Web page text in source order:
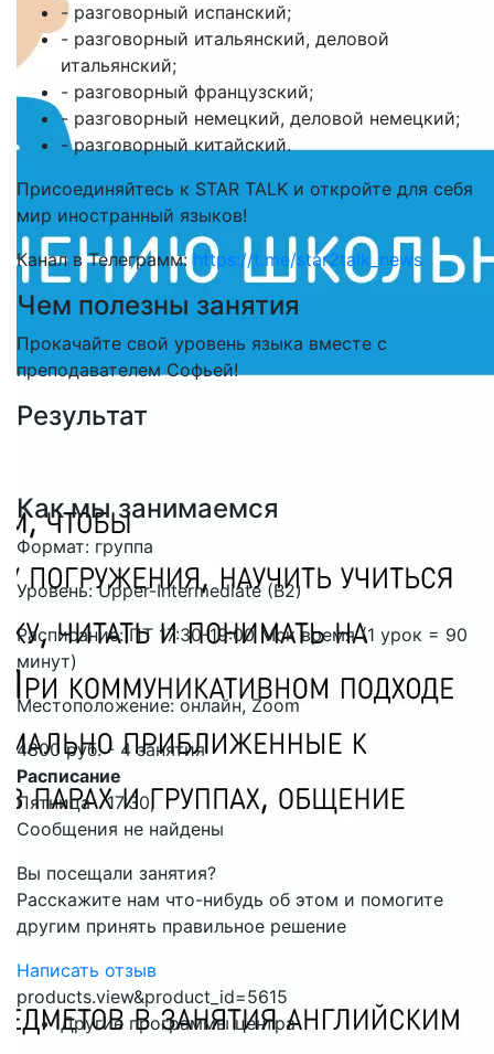
- разговорный испанский;
- разговорный итальянский, деловой
итальянский;
- разговорный французский;
- разговорный немецкий, деловой немецкий;
- разговорный китайский.
Присоединяйтесь к STAR TALK и откройте для себя
мир иностранный языков!
Канал в Телеграмм:https://t.me/star2talk_news
Чем полезны занятия
Прокачайте свой уровень языка вместе с
преподавателем Софьей!
Результат
Как мы занимаемся
Формат: группа
Уровень: Upper-Intermediate (B2)
Расписание: ПТ 17:30-19:00 Мск время (1 урок = 90
минут)
Местоположение: онлайн, Zoom
4800 руб. - 4 занятия
Расписание
Пятница 17:30,
Сообщения не найдены
Вы посещали занятия?
Расскажите нам что-нибудь об этом и помогите
другим принять правильное решение
Написать отзыв
products.view&product_id=5615
Другие программы центра